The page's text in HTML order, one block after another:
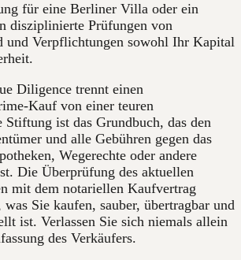
für eine Berliner Villa oder ein
disziplinierte Prüfungen von
und Verpflichtungen sowohl Ihr Kapital
Diligence trennt einen
Kauf von einer teuren
Stiftung ist das Grundbuch, das den
und alle Gebühren gegen das
Wegerechte oder andere
Die Überprüfung des aktuellen
mit dem notariellen Kaufvertrag
was Sie kaufen, sauber, übertragbar und
ist. Verlassen Sie sich niemals allein
des Verkäufers.